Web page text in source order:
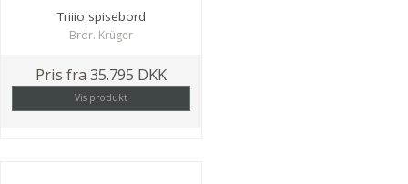
Triiio spisebord
Brdr. Krüger
Pris fra 35.795 DKK
Vis produkt